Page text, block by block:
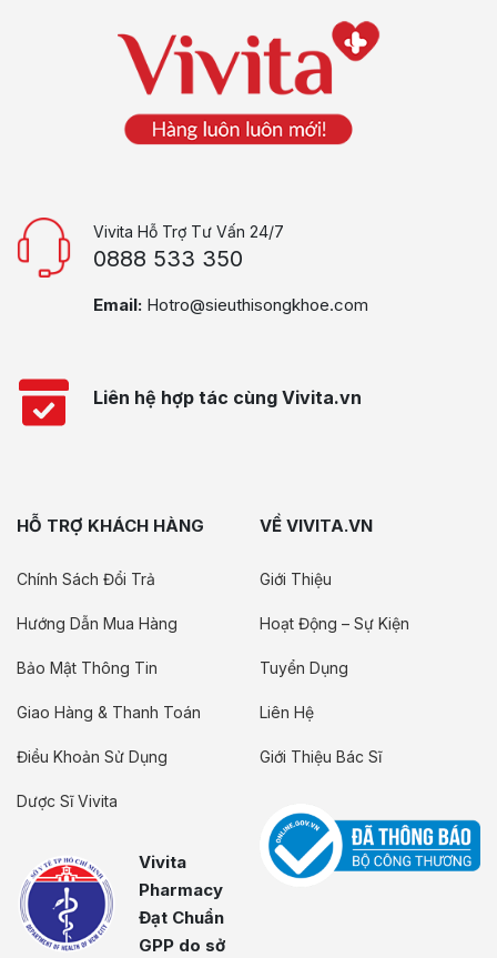
Vivita Hỗ Trợ Tư Vấn 24/7
0888 533 350
Email: Hotro@sieuthisongkhoe.com
Liên hệ hợp tác cùng Vivita.vn
HỖ TRỢ KHÁCH HÀNG
Chính Sách Đổi Trả
Hướng Dẫn Mua Hàng
Bảo Mật Thông Tin
Giao Hàng & Thanh Toán
Điều Khoản Sử Dụng
Dược Sĩ Vivita
Vivita
Pharmacy
Đạt Chuẩn
GPP do sở
VỀ VIVITA.VN
Giới Thiệu
Hoạt Động – Sự Kiện
Tuyển Dụng
Liên Hệ
Giới Thiệu Bác Sĩ